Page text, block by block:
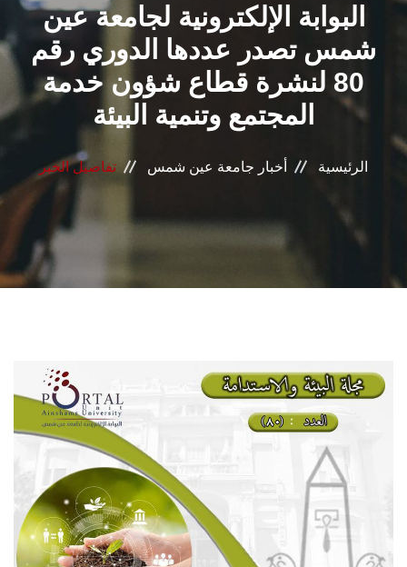
الشئون الأكاديمية
البحث العلمي
الرعاية الصحية
المراكز والوحدات
الأنظمة الذكية
الإعلام
الطلاب
هيئة التدريس
الدراسات العليا
الخريجين
البوابة الإلكترونية لجامعة عين
شمس تصدر عددها الدوري رقم
80 لنشرة قطاع شؤون خدمة
المجتمع وتنمية البيئة
الرئيسية أخبار جامعة عين شمس تفاصيل الخبر